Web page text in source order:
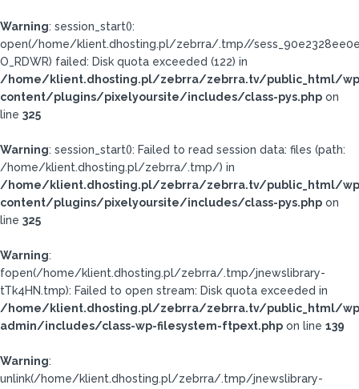
Warning: session_start():
open(/home/klient.dhosting.pl/zebrra/.tmp//
O_RDWR) failed: Disk quota exceeded (122) in
/home/klient.dhosting.pl/zebrra/zebrra.tv/public_html/
content/plugins/pixelyoursite/includes/class-pys.php on
line 325
Warning: session_start(): Failed to read session data: files (path:
/home/klient.dhosting.pl/zebrra/.tmp/) in
/home/klient.dhosting.pl/zebrra/zebrra.tv/public_html/
content/plugins/pixelyoursite/includes/class-pys.php on
line 325
Warning:
fopen(/home/klient.dhosting.pl/zebrra/.tmp/jnewslibrary-
tTk4HN.tmp): Failed to open stream: Disk quota exceeded in
/home/klient.dhosting.pl/zebrra/zebrra.tv/public_html/
admin/includes/class-wp-filesystem-ftpext.php on line 139
Warning:
unlink(/home/klient.dhosting.pl/zebrra/.tmp/jnewslibrary-